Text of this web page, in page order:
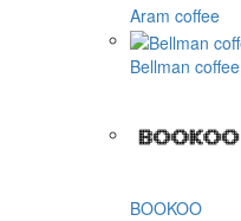
Aram coffee
Bellman coffee
BOOKOO